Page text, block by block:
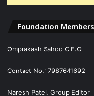
Foundation Members
Omprakash Sahoo C.E.O
Contact No.: 7987641692
Naresh Patel, Group Editor